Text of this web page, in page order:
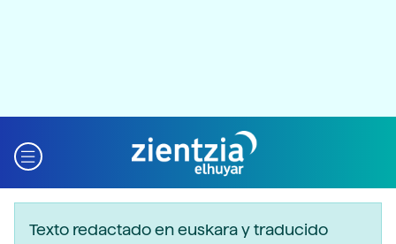
Texto redactado en euskara y traducido